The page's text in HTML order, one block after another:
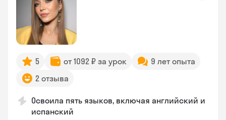
5 от 1092 ₽ за урок
9 лет опыта
2 отзыва
Освоила пять языков, включая английский и
испанский